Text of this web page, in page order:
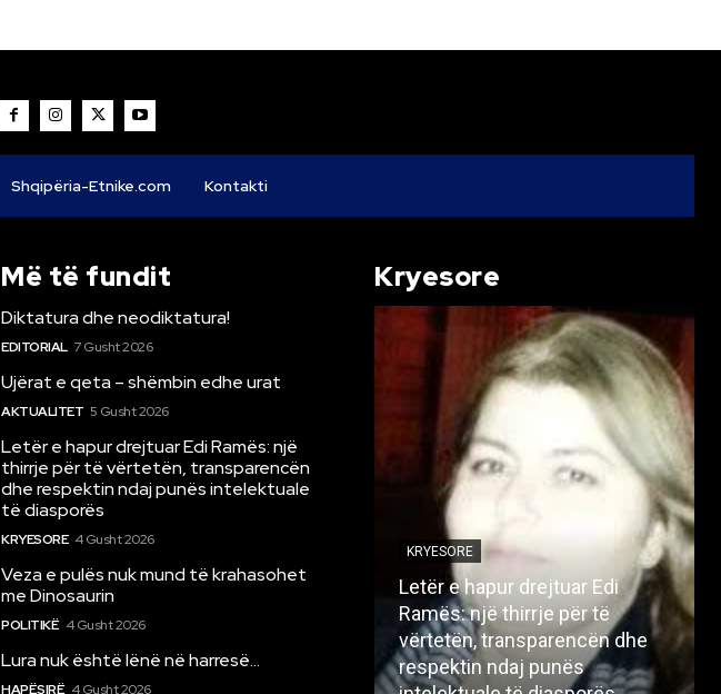
Shqipëria-Etnike.com Kontakti
Më të fundit
Diktatura dhe neodiktatura!
EDITORIAL 7 Gusht 2026
Ujërat e qeta – shëmbin edhe urat
AKTUALITET 5 Gusht 2026
Letër e hapur drejtuar Edi Ramës: një
thirrje për të vërtetën, transparencën
dhe respektin ndaj punës intelektuale
të diasporës
KRYESORE 4 Gusht 2026
Veza e pulës nuk mund të krahasohet
me Dinosaurin
POLITIKË 4 Gusht 2026
Lura nuk është lënë në harresë…
HAPËSIRË 4 Gusht 2026
Kryesore
KRYESORE
Letër e hapur drejtuar Edi
Ramës: një thirrje për të
vërtetën, transparencën dhe
respektin ndaj punës